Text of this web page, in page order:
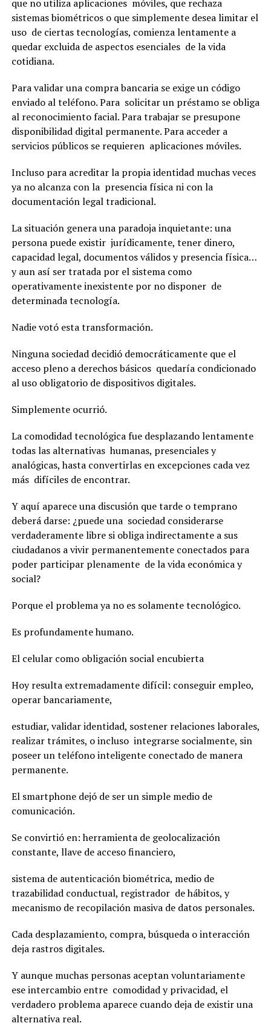
que no utiliza aplicaciones móviles, que rechaza
sistemas biométricos o que simplemente desea limitar el
uso de ciertas tecnologías, comienza lentamente a
quedar excluida de aspectos esenciales de la vida
cotidiana.
Para validar una compra bancaria se exige un código
enviado al teléfono. Para solicitar un préstamo se obliga
al reconocimiento facial. Para trabajar se presupone
disponibilidad digital permanente. Para acceder a
servicios públicos se requieren aplicaciones móviles.
Incluso para acreditar la propia identidad muchas veces
ya no alcanza con la presencia física ni con la
documentación legal tradicional.
La situación genera una paradoja inquietante: una
persona puede existir jurídicamente, tener dinero,
capacidad legal, documentos válidos y presencia física…
y aun así ser tratada por el sistema como
operativamente inexistente por no disponer de
determinada tecnología.
Nadie votó esta transformación.
Ninguna sociedad decidió democráticamente que el
acceso pleno a derechos básicos quedaría condicionado
al uso obligatorio de dispositivos digitales.
Simplemente ocurrió.
La comodidad tecnológica fue desplazando lentamente
todas las alternativas humanas, presenciales y
analógicas, hasta convertirlas en excepciones cada vez
más difíciles de encontrar.
Y aquí aparece una discusión que tarde o temprano
deberá darse: ¿puede una sociedad considerarse
verdaderamente libre si obliga indirectamente a sus
ciudadanos a vivir permanentemente conectados para
poder participar plenamente de la vida económica y
social?
Porque el problema ya no es solamente tecnológico.
Es profundamente humano.
El celular como obligación social encubierta
Hoy resulta extremadamente difícil: conseguir empleo,
operar bancariamente,
estudiar, validar identidad, sostener relaciones laborales,
realizar trámites, o incluso integrarse socialmente, sin
poseer un teléfono inteligente conectado de manera
permanente.
El smartphone dejó de ser un simple medio de
comunicación.
Se convirtió en: herramienta de geolocalización
constante, llave de acceso financiero,
sistema de autenticación biométrica, medio de
trazabilidad conductual, registrador de hábitos, y
mecanismo de recopilación masiva de datos personales.
Cada desplazamiento, compra, búsqueda o interacción
deja rastros digitales.
Y aunque muchas personas aceptan voluntariamente
ese intercambio entre comodidad y privacidad, el
verdadero problema aparece cuando deja de existir una
alternativa real.